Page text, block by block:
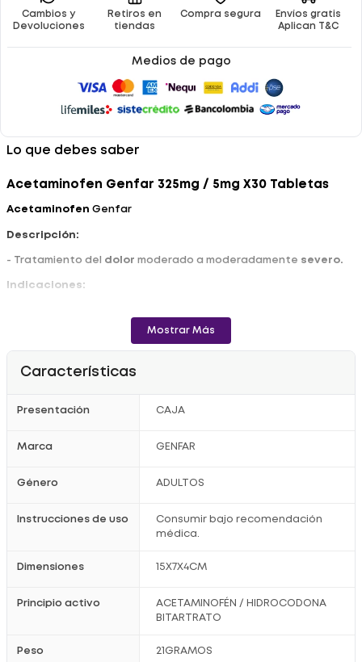
Cambios y
Devoluciones
Retiros en
tiendas
Compra segura
Envíos gratis
Aplican T&C
Medios de pago
Lo que debes saber
Acetaminofen Genfar 325mg / 5mg X30 Tabletas
Acetaminofen Genfar
Descripción:
- Tratamiento del dolor moderado a moderadamente severo.
Indicaciones:
y envase original.
- Protegido de la humedad y la luz.
Mostrar Más
Características
Presentación CAJA
Marca GENFAR
Género ADULTOS
Instrucciones de uso
Consumir bajo recomendación
médica.
Dimensiones 15X7X4CM
Principio activo
ACETAMINOFÉN / HIDROCODONA
BITARTRATO
Peso 21GRAMOS